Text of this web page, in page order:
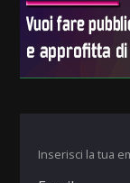
Inserisci la tua